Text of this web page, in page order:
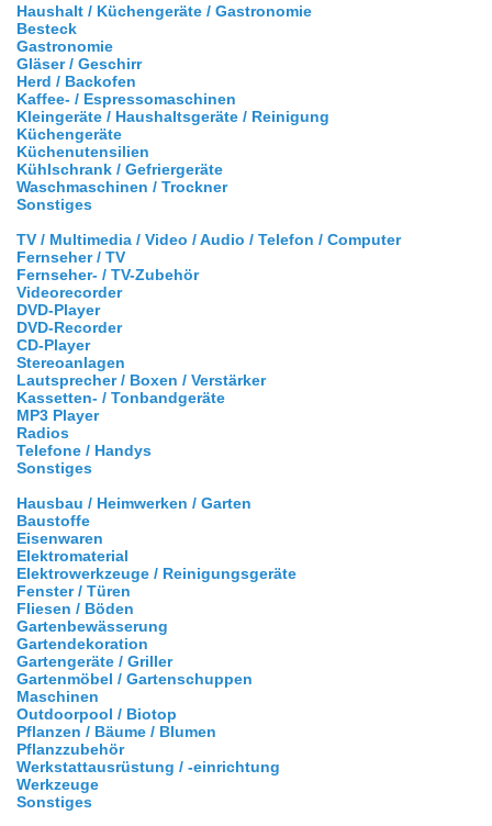
Haushalt / Küchengeräte / Gastronomie
Besteck
Gastronomie
Gläser / Geschirr
Herd / Backofen
Kaffee- / Espressomaschinen
Kleingeräte / Haushaltsgeräte / Reinigung
Küchengeräte
Küchenutensilien
Kühlschrank / Gefriergeräte
Waschmaschinen / Trockner
Sonstiges
TV / Multimedia / Video / Audio / Telefon / Computer
Fernseher / TV
Fernseher- / TV-Zubehör
Videorecorder
DVD-Player
DVD-Recorder
CD-Player
Stereoanlagen
Lautsprecher / Boxen / Verstärker
Kassetten- / Tonbandgeräte
MP3 Player
Radios
Telefone / Handys
Sonstiges
Hausbau / Heimwerken / Garten
Baustoffe
Eisenwaren
Elektromaterial
Elektrowerkzeuge / Reinigungsgeräte
Fenster / Türen
Fliesen / Böden
Gartenbewässerung
Gartendekoration
Gartengeräte / Griller
Gartenmöbel / Gartenschuppen
Maschinen
Outdoorpool / Biotop
Pflanzen / Bäume / Blumen
Pflanzzubehör
Werkstattausrüstung / -einrichtung
Werkzeuge
Sonstiges